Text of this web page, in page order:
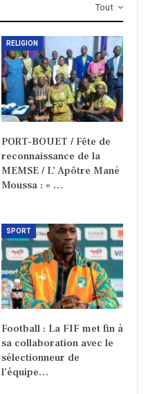
Tout
RELIGION
PORT-BOUET / Fête de
reconnaissance de la
MEMSE / L’ Apôtre Mané
Moussa : « …
SPORT
Football : La FIF met fin à
sa collaboration avec le
sélectionneur de
l’équipe…